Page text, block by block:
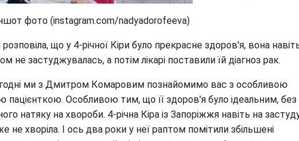
фото (instagram.com/nadyadorofeeva)
розповіла, що у 4-річної Кіри було прекрасне здоров'я, вона
не застуджувалась, а потім лікарі поставили їй діагноз рак.
ми з Дмитром Комаровим познайомимо вас з особливою
пацієнткою. Особливою тим, що її здоров'я було ідеальним, без
натяку на хвороби. 4-річна Кіра із Запоріжжя навіть на
не хворіла. І ось два роки у неї раптом помітили збільшені